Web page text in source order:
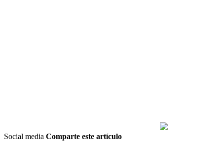
Social media Comparte este artículo